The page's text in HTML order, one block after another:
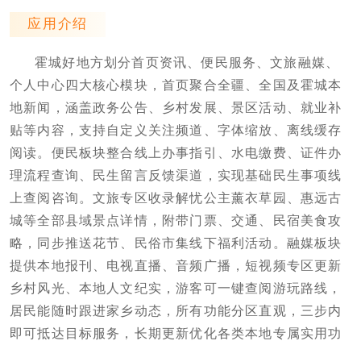
应用介绍
霍城好地方划分首页资讯、便民服务、文旅融媒、
个人中心四大核心模块，首页聚合全疆、全国及霍城本
地新闻，涵盖政务公告、乡村发展、景区活动、就业补
贴等内容，支持自定义关注频道、字体缩放、离线缓存
阅读。便民板块整合线上办事指引、水电缴费、证件办
理流程查询、民生留言反馈渠道，实现基础民生事项线
上查阅咨询。文旅专区收录解忧公主薰衣草园、惠远古
城等全部县域景点详情，附带门票、交通、民宿美食攻
略，同步推送花节、民俗市集线下福利活动。融媒板块
提供本地报刊、电视直播、音频广播，短视频专区更新
乡村风光、本地人文纪实，游客可一键查阅游玩路线，
居民能随时跟进家乡动态，所有功能分区直观，三步内
即可抵达目标服务，长期更新优化各类本地专属实用功